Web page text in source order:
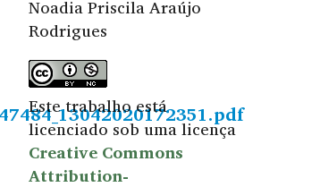
Noadia Priscila Araújo
Rodrigues
Este trabalho está
licenciado sob uma licença
Creative Commons
Attribution-